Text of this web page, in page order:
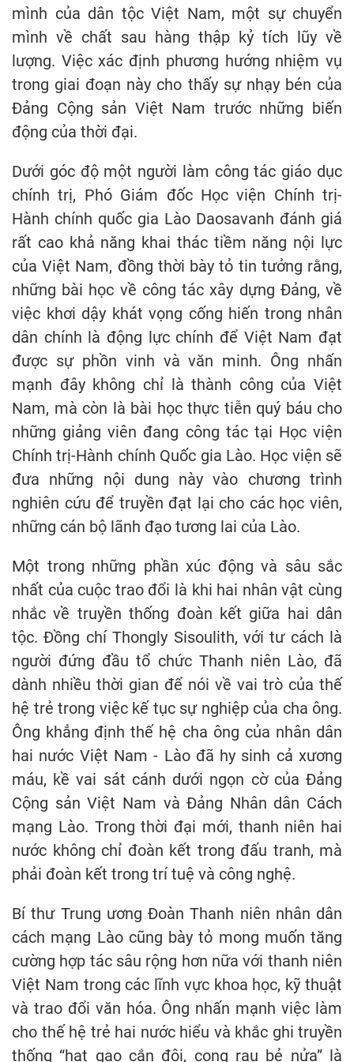
mình của dân tộc Việt Nam, một sự chuyển
mình về chất sau hàng thập kỷ tích lũy về
lượng. Việc xác định phương hướng nhiệm vụ
trong giai đoạn này cho thấy sự nhạy bén của
Đảng Cộng sản Việt Nam trước những biến
động của thời đại.
Dưới góc độ một người làm công tác giáo dục
chính trị, Phó Giám đốc Học viện Chính trị-
Hành chính quốc gia Lào Daosavanh đánh giá
rất cao khả năng khai thác tiềm năng nội lực
của Việt Nam, đồng thời bày tỏ tin tưởng rằng,
những bài học về công tác xây dựng Đảng, về
việc khơi dậy khát vọng cống hiến trong nhân
dân chính là động lực chính để Việt Nam đạt
được sự phồn vinh và văn minh. Ông nhấn
mạnh đây không chỉ là thành công của Việt
Nam, mà còn là bài học thực tiễn quý báu cho
những giảng viên đang công tác tại Học viện
Chính trị-Hành chính Quốc gia Lào. Học viện sẽ
đưa những nội dung này vào chương trình
nghiên cứu để truyền đạt lại cho các học viên,
những cán bộ lãnh đạo tương lai của Lào.
Một trong những phần xúc động và sâu sắc
nhất của cuộc trao đổi là khi hai nhân vật cùng
nhắc về truyền thống đoàn kết giữa hai dân
tộc. Đồng chí Thongly Sisoulith, với tư cách là
người đứng đầu tổ chức Thanh niên Lào, đã
dành nhiều thời gian để nói về vai trò của thế
hệ trẻ trong việc kế tục sự nghiệp của cha ông.
Ông khẳng định thế hệ cha ông của nhân dân
hai nước Việt Nam - Lào đã hy sinh cả xương
máu, kề vai sát cánh dưới ngọn cờ của Đảng
Cộng sản Việt Nam và Đảng Nhân dân Cách
mạng Lào. Trong thời đại mới, thanh niên hai
nước không chỉ đoàn kết trong đấu tranh, mà
phải đoàn kết trong trí tuệ và công nghệ.
Bí thư Trung ương Đoàn Thanh niên nhân dân
cách mạng Lào cũng bày tỏ mong muốn tăng
cường hợp tác sâu rộng hơn nữa với thanh niên
Việt Nam trong các lĩnh vực khoa học, kỹ thuật
và trao đổi văn hóa. Ông nhấn mạnh việc làm
cho thế hệ trẻ hai nước hiểu và khắc ghi truyền
thống “hạt gạo cắn đôi, cọng rau bẻ nửa” là